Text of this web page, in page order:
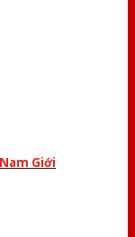
Giới